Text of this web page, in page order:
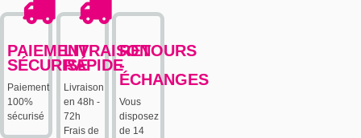
PAIEMENT
SÉCURISÉ
Paiement
100%
sécurisé
LIVRAISON
RAPIDE
Livraison
en 48h -
72h
Frais de
RETOURS
-
ÉCHANGES
Vous
disposez
de 14